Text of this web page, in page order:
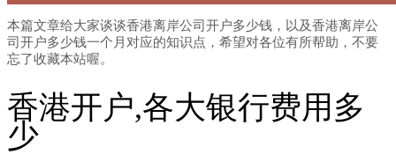
本篇文章给大家谈谈香港离岸公司开户多少钱，以及香港离岸公
司开户多少钱一个月对应的知识点，希望对各位有所帮助，不要
忘了收藏本站喔。
香港开户,各大银行费用多
少